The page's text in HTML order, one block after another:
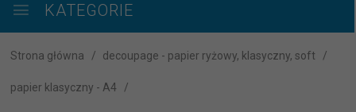
KATEGORIE
Strona główna decoupage - papier ryżowy, klasyczny, soft
papier klasyczny - A4